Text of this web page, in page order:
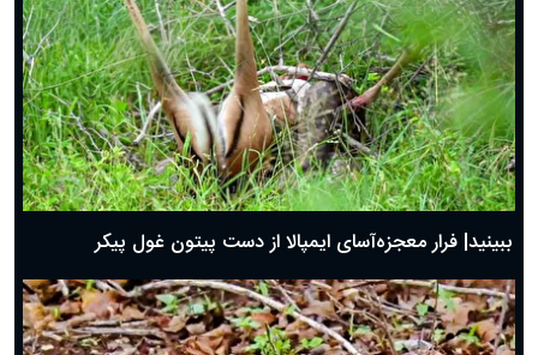
ببینید| فرار معجزه‌آسای ایمپالا از دست پیتون غول پیکر